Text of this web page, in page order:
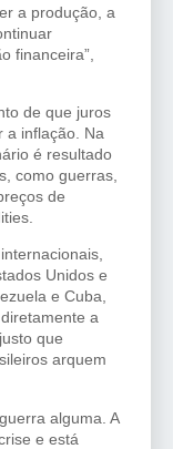
a produção, a
financeira”,
de que juros
a inflação. Na
é resultado
como guerras,
de
Unidos e
e Cuba,
a
que
arquem
alguma. A
e está